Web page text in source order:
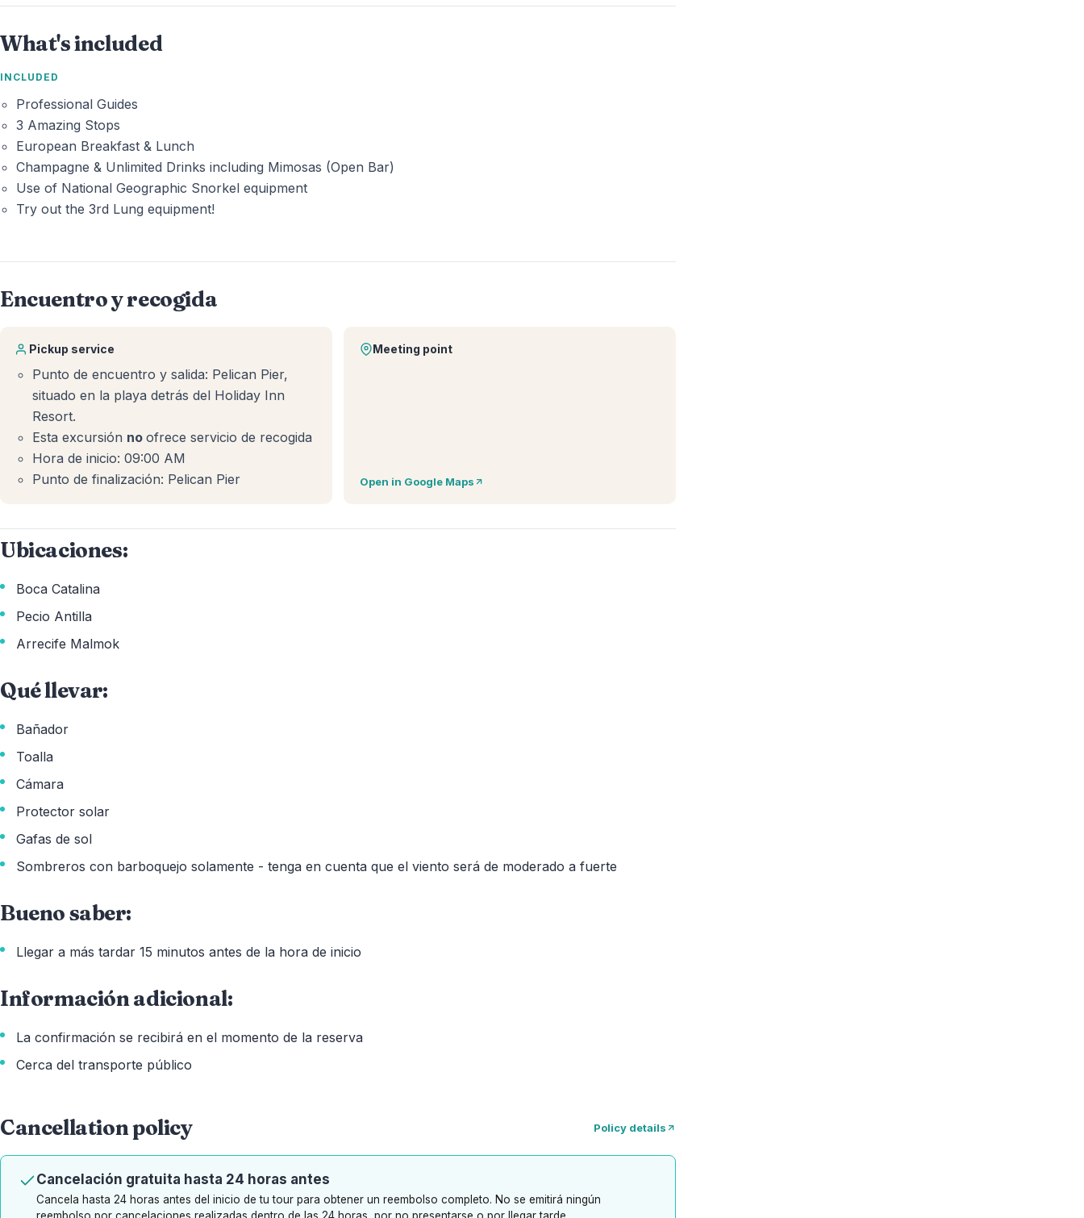
What's included
INCLUDED
Professional Guides
3 Amazing Stops
European Breakfast & Lunch
Champagne & Unlimited Drinks including Mimosas (Open Bar)
Use of National Geographic Snorkel equipment
Try out the 3rd Lung equipment!
Encuentro y recogida
Pickup service
Punto de encuentro y salida: Pelican Pier,
situado en la playa detrás del Holiday Inn
Resort.
Esta excursión no ofrece servicio de recogida
Hora de inicio: 09:00 AM
Punto de finalización: Pelican Pier
Meeting point
Open in Google Maps
Ubicaciones:
Boca Catalina
Pecio Antilla
Arrecife Malmok
Qué llevar:
Bañador
Toalla
Cámara
Protector solar
Gafas de sol
Sombreros con barboquejo solamente - tenga en cuenta que el viento será de moderado a fuerte
Bueno saber:
Llegar a más tardar 15 minutos antes de la hora de inicio
Información adicional:
La confirmación se recibirá en el momento de la reserva
Cerca del transporte público
Cancellation policy Policy details
Cancelación gratuita hasta 24 horas antes
Cancela hasta 24 horas antes del inicio de tu tour para obtener un reembolso completo. No se emitirá ningún